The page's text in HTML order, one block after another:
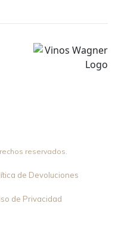
de Devoluciones
de Privacidad
reservados.